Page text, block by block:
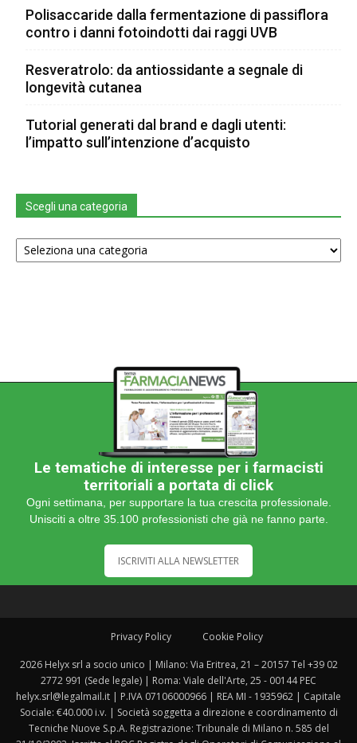
Polisaccaride dalla fermentazione di passiflora
contro i danni fotoindotti dai raggi UVB
Resveratrolo: da antiossidante a segnale di
longevità cutanea
Tutorial generati dal brand e dagli utenti:
l’impatto sull’intenzione d’acquisto
Scegli una categoria
Scegli
una
Le tematiche di interesse per i farmacisti
territoriali a portata di click
Ogni settimana, per supportare la tua crescita professionale.
Unisciti a oltre 35.100 professionisti che già ne fanno parte.
ISCRIVITI ALLA NEWSLETTER
Privacy Policy Cookie Policy
2026 Helyx srl a socio unico | Milano: Via Eritrea, 21 – 20157 Tel +39 02
2772 991 (Sede legale) | Roma: Viale dell'Arte, 25 - 00144 PEC
helyx.srl@legalmail.it | P.IVA 07106000966 | REA MI - 1935962 | Capitale
Sociale: €40.000 i.v. | Società soggetta a direzione e coordinamento di
Tecniche Nuove S.p.A. Registrazione: Tribunale di Milano n. 585 del